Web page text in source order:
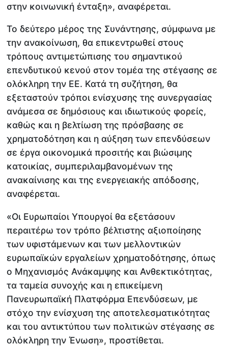
στην κοινωνική ένταξη», αναφέρεται.
Το δεύτερο μέρος της Συνάντησης, σύμφωνα με
την ανακοίνωση, θα επικεντρωθεί στους
τρόπους αντιμετώπισης του σημαντικού
επενδυτικού κενού στον τομέα της στέγασης σε
ολόκληρη την ΕΕ. Κατά τη συζήτηση, θα
εξεταστούν τρόποι ενίσχυσης της συνεργασίας
ανάμεσα σε δημόσιους και ιδιωτικούς φορείς,
καθώς και η βελτίωση της πρόσβασης σε
χρηματοδότηση και η αύξηση των επενδύσεων
σε έργα οικονομικά προσιτής και βιώσιμης
κατοικίας, συμπεριλαμβανομένων της
ανακαίνισης και της ενεργειακής απόδοσης,
αναφέρεται.
«Οι Ευρωπαίοι Υπουργοί θα εξετάσουν
περαιτέρω τον τρόπο βέλτιστης αξιοποίησης
των υφιστάμενων και των μελλοντικών
ευρωπαϊκών εργαλείων χρηματοδότησης, όπως
ο Μηχανισμός Ανάκαμψης και Ανθεκτικότητας,
τα ταμεία συνοχής και η επικείμενη
Πανευρωπαϊκή Πλατφόρμα Επενδύσεων, με
στόχο την ενίσχυση της αποτελεσματικότητας
και του αντικτύπου των πολιτικών στέγασης σε
ολόκληρη την Ένωση», προστίθεται.